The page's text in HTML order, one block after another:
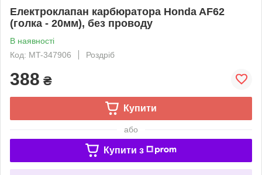
Електроклапан карбюратора Honda AF62
(голка - 20мм), без проводу
В наявності
Код: MT-347906
Роздріб
388 ₴
Купити
або
Купити з